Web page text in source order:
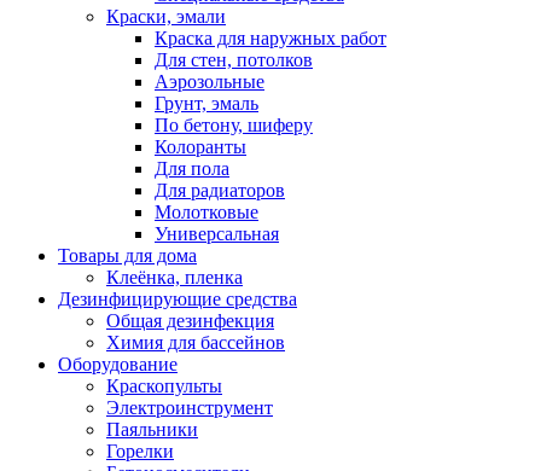
Краски, эмали
Краска для наружных работ
Для стен, потолков
Аэрозольные
Грунт, эмаль
По бетону, шиферу
Колоранты
Для пола
Для радиаторов
Молотковые
Универсальная
Товары для дома
Клеёнка, пленка
Дезинфицирующие средства
Общая дезинфекция
Химия для бассейнов
Оборудование
Краскопульты
Электроинструмент
Паяльники
Горелки